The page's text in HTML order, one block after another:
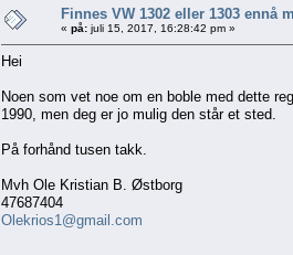
Finnes VW 1302 eller 1303 ennå
« på: juli 15, 2017, 16:28:42 pm »
Hei
Noen som vet noe om en boble med dette
1990, men deg er jo mulig den står et sted.
På forhånd tusen takk.
Mvh Ole Kristian B. Østborg
47687404
Olekrios1@gmail.com